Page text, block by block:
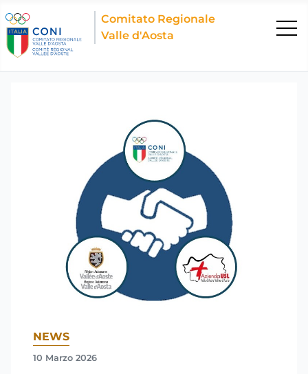
Comitato Regionale
Valle d'Aosta
NEWS
10 Marzo 2026